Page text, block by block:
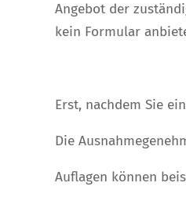
Angebot der
kein Formular
Erst, nachdem Sie
Die
Auflagen können